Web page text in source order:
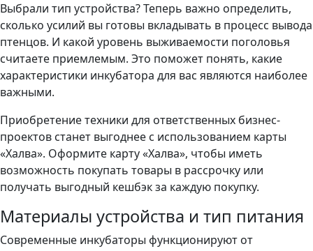
Выбрали тип устройства? Теперь важно определить,
сколько усилий вы готовы вкладывать в процесс вывода
птенцов. И какой уровень выживаемости поголовья
считаете приемлемым. Это поможет понять, какие
характеристики инкубатора для вас являются наиболее
важными.
Приобретение техники для ответственных бизнес-
проектов станет выгоднее с использованием карты
«Халва». Оформите карту «Халва», чтобы иметь
возможность покупать товары в рассрочку или
получать выгодный кешбэк за каждую покупку.
Материалы устройства и тип питания
Современные инкубаторы функционируют от